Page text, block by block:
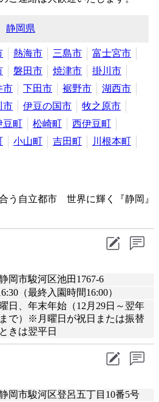
静岡県
熱海市 三島市
富士宮市
磐田市 焼津市
掛川市
市 下田市 裾野市
湖西市
市 伊豆の国市
牧之原市
豆町 松崎町
西伊豆町
小山町 吉田町
川根本町
う自立都市 世界に輝く『静岡』
岡市駿河区池田1767-6
（最終入園時間16:00）
日、年末年始（12月29日～翌年
で）※月曜日が祝日または振替
きは翌平日
岡市駿河区登呂五丁目10番5号